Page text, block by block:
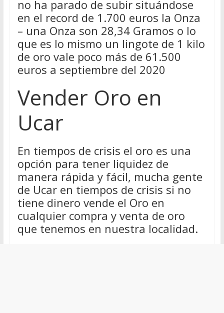
no ha parado de subir situándose
en el record de 1.700 euros la Onza
– una Onza son 28,34 Gramos o lo
que es lo mismo un lingote de 1 kilo
de oro vale poco más de 61.500
euros a septiembre del 2020
Vender Oro en
Ucar
En tiempos de crisis el oro es una
opción para tener liquidez de
manera rápida y fácil, mucha gente
de Ucar en tiempos de crisis si no
tiene dinero vende el Oro en
cualquier compra y venta de oro
que tenemos en nuestra localidad.